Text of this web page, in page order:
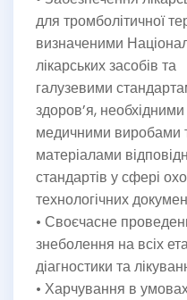
для тромболітичної
визначеними
лікарських засобів та
галузевими
здоров’я, необхідними
медичними виробами
матеріалами
стандартів у сфері
технологічних
• Своєчасне
знеболення на всіх
діагностики та
• Харчування в